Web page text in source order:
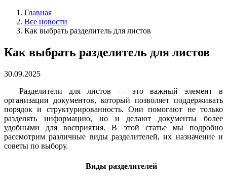
Главная
Все новости
Как выбрать разделитель для листов
Как выбрать разделитель для листов
30.09.2025
Разделители для листов — это важный элемент в
организации документов, который позволяет поддерживать
порядок и структурированность. Они помогают не только
разделять информацию, но и делают документы более
удобными для восприятия. В этой статье мы подробно
рассмотрим различные виды разделителей, их назначение и
советы по выбору.
Виды разделителей